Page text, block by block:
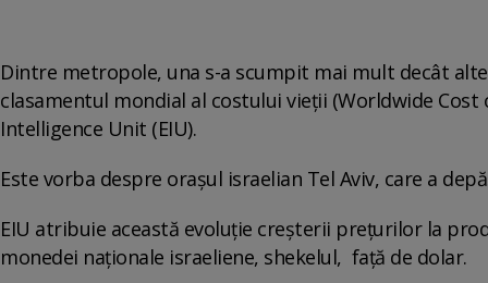
Dintre metropole, una s-a scumpit mai mult decât
clasamentul mondial al costului vieții (Worldwide
Intelligence Unit (EIU).
Este vorba despre orașul israelian Tel Aviv, care a
EIU atribuie această evoluție creșterii prețurilor la
monedei naționale israeliene, shekelul, față de dolar.